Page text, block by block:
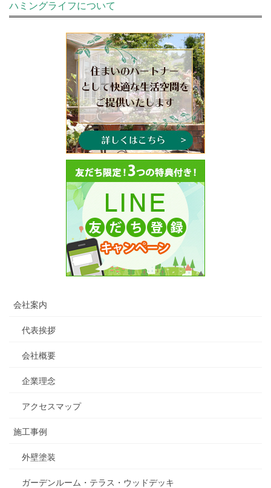
ハミングライフについて
会社案内
代表挨拶
会社概要
企業理念
アクセスマップ
施工事例
外壁塗装
ガーデンルーム・テラス・ウッドデッキ